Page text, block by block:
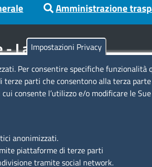
Amministrazione
- Latina
Fiscale e Partita Iva: 02957560598
Impostazioni Privacy
Per consentire specifiche
terze parti che consentono alla terza
consente l’utilizzo e/o modificare le
anonimizzati.
piattaforme di terze parti
tramite social network.